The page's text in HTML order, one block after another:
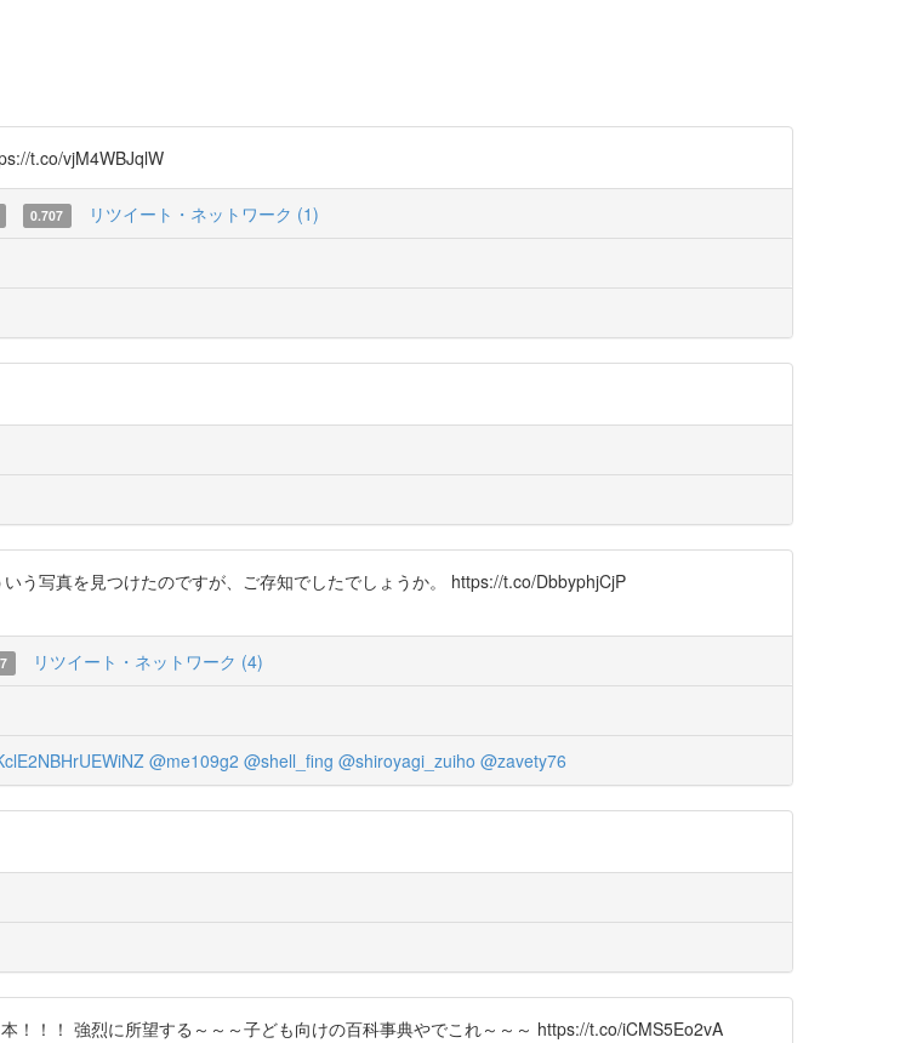
t.co/vjM4WBJqlW
0.707 リツイート・ネットワーク (1)
う写真を見つけたのですが、ご存知でしたでしょうか。 https://t.co/DbbyphjCjP
リツイート・ネットワーク (4)
@me109g2 @shell_fing @shiroyagi_zuiho @zavety76
！！！ 強烈に所望する～～～子ども向けの百科事典やでこれ～～～ https://t.co/iCMS5Eo2vA